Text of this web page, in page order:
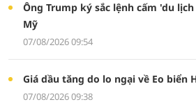
Ông Trump ký sắc lệnh cấm 'du
Mỹ
07/08/2026 09:54
Giá dầu tăng do lo ngại về Eo biển
07/08/2026 09:38